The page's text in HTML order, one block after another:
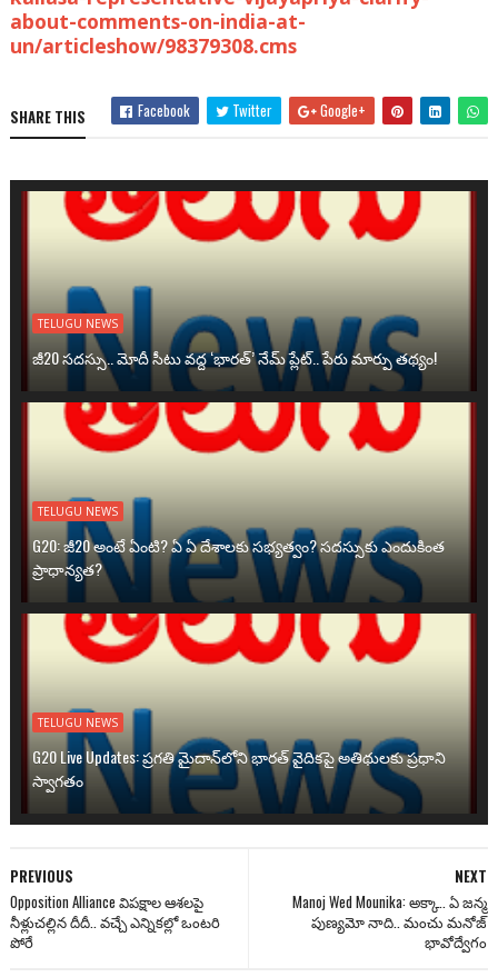
about-comments-on-india-at-
un/articleshow/98379308.cms
SHARE THIS Facebook Twitter Google+
TELUGU NEWS
జీ20 సదస్సు.. మోదీ సీటు వద్ద ‘భారత్’ నేమ్ ప్లేట్‌.. పేరు మార్పు తథ్యం!
TELUGU NEWS
G20: జీ20 అంటే ఏంటి? ఏ ఏ దేశాలకు సభ్యత్వం? సదస్సుకు ఎందుకింత
ప్రాధాన్యత?
TELUGU NEWS
G20 Live Updates: ప్రగతి మైదాన్‌లోని భారత్ వైదికపై అతిథులకు ప్రధాని
స్వాగతం
NEXT
Manoj Wed Mounika: అక్కా.. ఏ జన్మ
పుణ్యమో నాది.. మంచు మనోజ్
భావోద్వేగం
PREVIOUS
Opposition Alliance విపక్షాల ఆశలపై
నీళ్లుచల్లిన దీదీ.. వచ్చే ఎన్నికల్లో ఒంటరి
పోరే